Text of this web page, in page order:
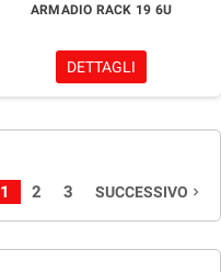
ARMADIO RACK 19 6U
DETTAGLI
1
2 3 SUCCESSIVO navigate_next